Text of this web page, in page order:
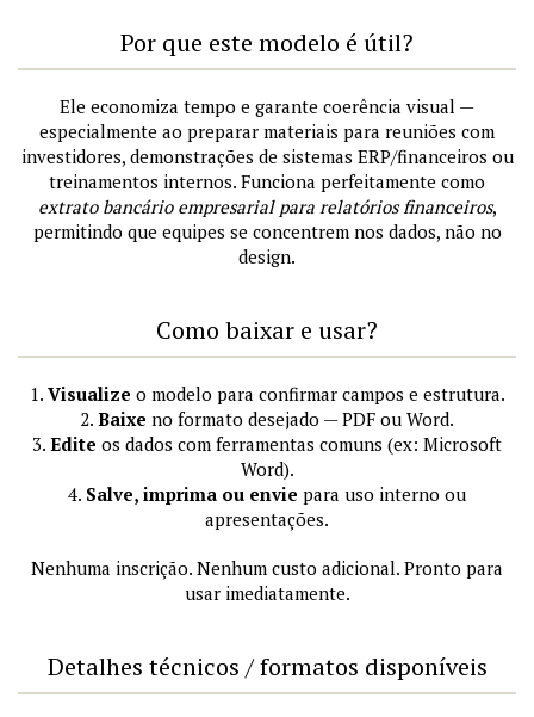
Por que este modelo é útil?
Ele economiza tempo e garante coerência visual —
especialmente ao preparar materiais para reuniões com
investidores, demonstrações de sistemas ERP/financeiros ou
treinamentos internos. Funciona perfeitamente como
extrato bancário empresarial para relatórios financeiros,
permitindo que equipes se concentrem nos dados, não no
design.
Como baixar e usar?
1. Visualize o modelo para confirmar campos e estrutura.
2. Baixe no formato desejado — PDF ou Word.
3. Edite os dados com ferramentas comuns (ex: Microsoft
Word).
4. Salve, imprima ou envie para uso interno ou
apresentações.
Nenhuma inscrição. Nenhum custo adicional. Pronto para
usar imediatamente.
Detalhes técnicos / formatos disponíveis